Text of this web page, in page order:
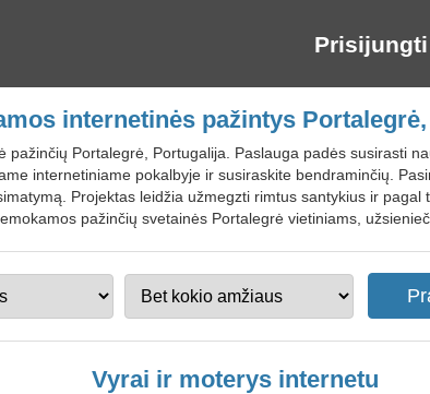
Prisijungti
internetinės pažintys
pažinčių Portalegrė, Portugalija. Paslauga padės susirasti
internetiniame pokalbyje ir susiraskite bendraminčių.
Projektas leidžia užmegzti rimtus santykius ir
pažinčių svetainės Portalegrė vietiniams,
Vyrai ir moterys internetu